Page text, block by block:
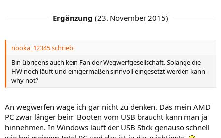
Ergänzung (23. November 2015)
nooka_12345 schrieb:
Bin übrigens auch kein Fan der Wegwerfgesellschaft. Solange die
HW noch läuft und einigermaßen sinnvoll eingesetzt werden kann -
why not?
An wegwerfen wage ich gar nicht zu denken. Das mein AMD
PC zwar länger beim Booten vom USB braucht kann man ja
hinnehmen. In Windows läuft der USB Stick genauso schnell